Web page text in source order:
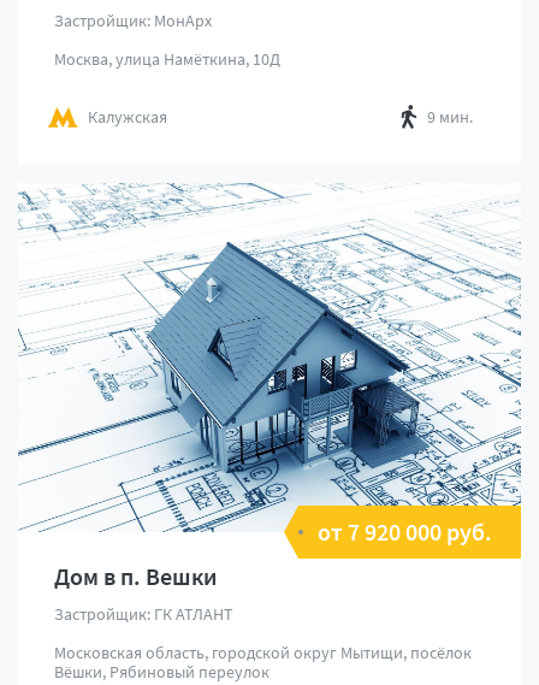
Застройщик: МонАрх
Москва, улица Намёткина, 10Д
Калужская 9 мин.
от 7 920 000 руб.
Дом в п. Вешки
Застройщик: ГК АТЛАНТ
Московская область, городской округ Мытищи, посёлок
Вёшки, Рябиновый переулок